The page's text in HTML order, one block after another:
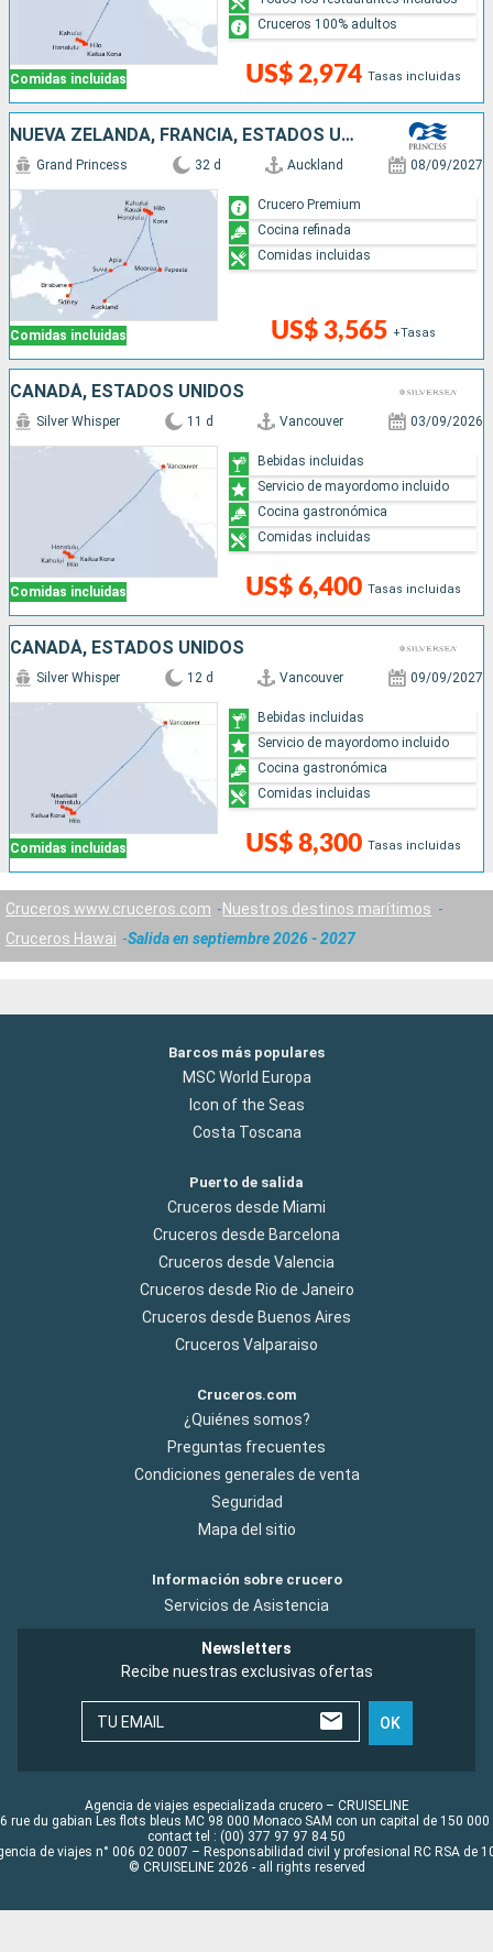
Comidas incluidas US$ 2,974 Tasas incluidas
Cruceros 100% adultos
NUEVA ZELANDA, FRANCIA, ESTADOS UNIDOS, SAMOA, FIDJI (ISLAS), AUSTRALIA
Comidas incluidas
Grand Princess 32 d Auckland 08/09/2027
US$ 3,565 +Tasas
Crucero Premium
Cocina refinada
Comidas incluidas
CANADÁ, ESTADOS UNIDOS
Comidas incluidas
Silver Whisper 11 d Vancouver 03/09/2026
US$ 6,400 Tasas incluidas
Bebidas incluidas
Servicio de mayordomo incluido
Cocina gastronómica
Comidas incluidas
CANADÁ, ESTADOS UNIDOS
Comidas incluidas
Silver Whisper 12 d Vancouver 09/09/2027
US$ 8,300 Tasas incluidas
Bebidas incluidas
Servicio de mayordomo incluido
Cocina gastronómica
Comidas incluidas
Cruceros www.cruceros.com
Nuestros destinos marítimos
Cruceros Hawai
Salida en septiembre 2026 - 2027
Barcos más populares
MSC World Europa
Icon of the Seas
Costa Toscana
Puerto de salida
Cruceros desde Miami
Cruceros desde Barcelona
Cruceros desde Valencia
Cruceros desde Rio de Janeiro
Cruceros desde Buenos Aires
Cruceros Valparaiso
Cruceros.com
¿Quiénes somos?
Preguntas frecuentes
Condiciones generales de venta
Seguridad
Mapa del sitio
Información sobre crucero
Servicios de Asistencia
Newsletters
Recibe nuestras exclusivas ofertas
TU EMAIL OK
Agencia de viajes especializada crucero – CRUISELINE
rue du gabian Les flots bleus MC 98 000 Monaco SAM con un capital de 150 000
contact tel : (00) 377 97 97 84 50
de viajes n° 006 02 0007 – Responsabilidad civil y profesional RC RSA de
© CRUISELINE 2026 - all rights reserved